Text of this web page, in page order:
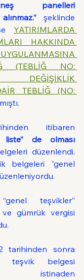
panelleri
şeklinde
YATIRIMLARDA
HAKKINDA
(TEBLİĞ NO:
DEĞİŞİKLİK
TEBLİĞ (NO:
itibaren
liste” de olması
düzenlendi.
belgeleri "genel
teşvikler”
gümrük vergisi
tarihinden sonra
teşvik belgesi
istinaden